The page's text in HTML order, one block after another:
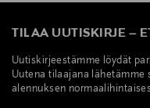
TILAA UUTISKIRJE –
Uutiskirjeestämme löydät
Uutena tilaajana lähetämme
alennuksen